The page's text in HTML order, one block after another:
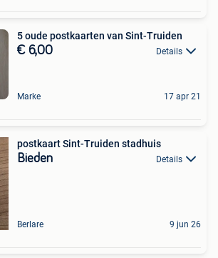
5 oude postkaarten van Sint-Truiden
€ 6,00 Details
Marke 17 apr 21
postkaart Sint-Truiden stadhuis
Bieden Details
Berlare 9 jun 26